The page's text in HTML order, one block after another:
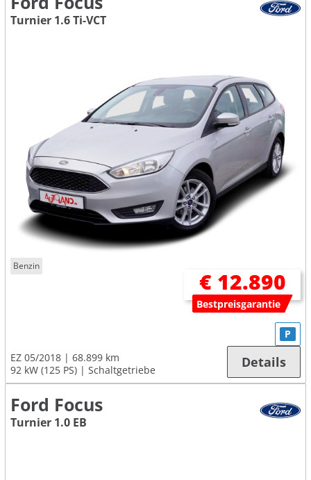
Turnier 1.6 Ti-VCT
Benzin
€ 12.890
Bestpreisgarantie
EZ 05/2018
68.899 km
92 kW (125 PS)
Schaltgetriebe
P
Details
Ford Focus
Turnier 1.0 EB